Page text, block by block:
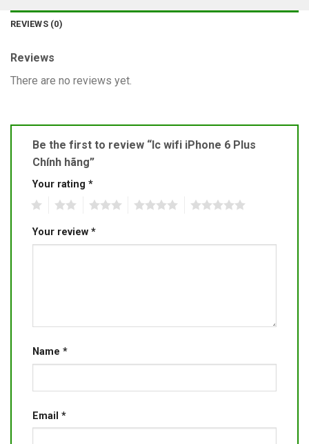
REVIEWS (0)
Reviews
There are no reviews yet.
Be the first to review “Ic wifi iPhone 6 Plus
Chính hãng”
Your rating *
Your review *
Name *
Email *